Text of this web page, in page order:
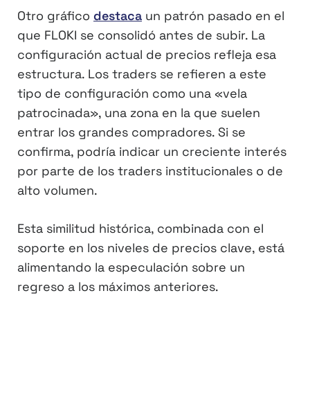
Otro gráfico destaca un patrón pasado en el
que FLOKI se consolidó antes de subir. La
configuración actual de precios refleja esa
estructura. Los traders se refieren a este
tipo de configuración como una «vela
patrocinada», una zona en la que suelen
entrar los grandes compradores. Si se
confirma, podría indicar un creciente interés
por parte de los traders institucionales o de
alto volumen.
Esta similitud histórica, combinada con el
soporte en los niveles de precios clave, está
alimentando la especulación sobre un
regreso a los máximos anteriores.